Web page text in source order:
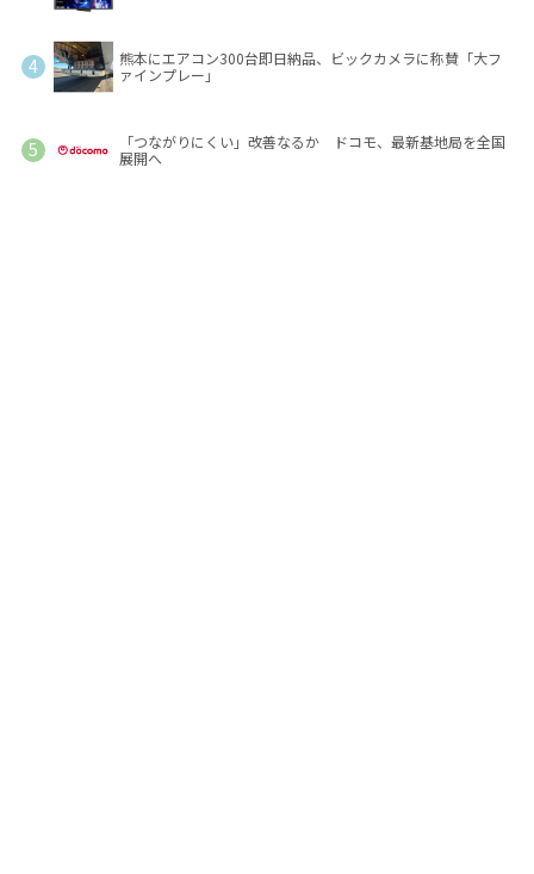
熊本にエアコン300台即日納品、ビックカメラに称賛「大フ
ァインプレー」
「つながりにくい」改善なるか ドコモ、最新基地局を全国
展開へ